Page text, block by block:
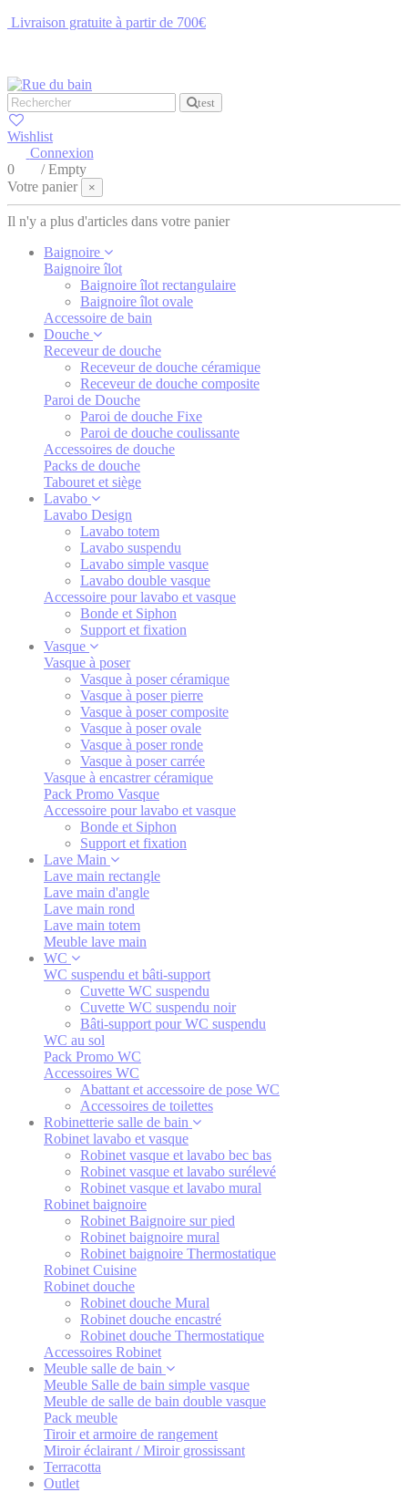
Livraison gratuite à partir de 700€
test
Wishlist
Connexion
0
/Empty
Votre panier
×
Il n'y a plus d'articles dans votre panier
Baignoire
Baignoire îlot
Baignoire îlot rectangulaire
Baignoire îlot ovale
Accessoire de bain
Douche
Receveur de douche
Receveur de douche céramique
Receveur de douche composite
Paroi de Douche
Paroi de douche Fixe
Paroi de douche coulissante
Accessoires de douche
Packs de douche
Tabouret et siège
Lavabo
Lavabo Design
Lavabo totem
Lavabo suspendu
Lavabo simple vasque
Lavabo double vasque
Accessoire pour lavabo et vasque
Bonde et Siphon
Support et fixation
Vasque
Vasque à poser
Vasque à poser céramique
Vasque à poser pierre
Vasque à poser composite
Vasque à poser ovale
Vasque à poser ronde
Vasque à poser carrée
Vasque à encastrer céramique
Pack Promo Vasque
Accessoire pour lavabo et vasque
Bonde et Siphon
Support et fixation
Lave Main
Lave main rectangle
Lave main d'angle
Lave main rond
Lave main totem
Meuble lave main
WC
WC suspendu et bâti-support
Cuvette WC suspendu
Cuvette WC suspendu noir
Bâti-support pour WC suspendu
WC au sol
Pack Promo WC
Accessoires WC
Abattant et accessoire de pose WC
Accessoires de toilettes
Robinetterie salle de bain
Robinet lavabo et vasque
Robinet vasque et lavabo bec bas
Robinet vasque et lavabo surélevé
Robinet vasque et lavabo mural
Robinet baignoire
Robinet Baignoire sur pied
Robinet baignoire mural
Robinet baignoire Thermostatique
Robinet Cuisine
Robinet douche
Robinet douche Mural
Robinet douche encastré
Robinet douche Thermostatique
Accessoires Robinet
Meuble salle de bain
Meuble Salle de bain simple vasque
Meuble de salle de bain double vasque
Pack meuble
Tiroir et armoire de rangement
Miroir éclairant / Miroir grossissant
Terracotta
Outlet